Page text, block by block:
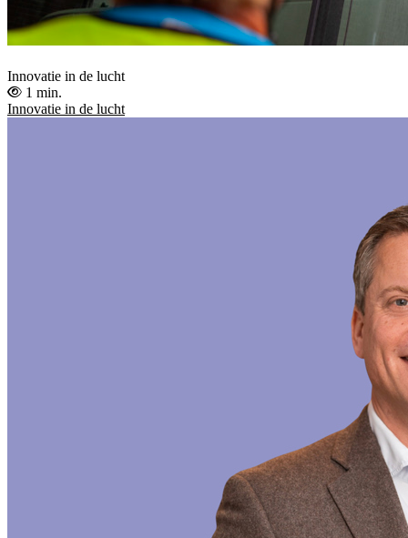
Innovatie in de lucht
1 min.
Innovatie in de lucht